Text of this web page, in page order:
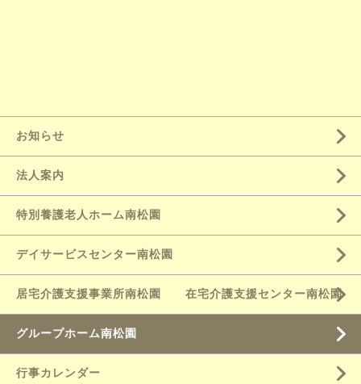
お知らせ
法人案内
特別養護老人ホーム南松園
デイサービスセンター南松園
居宅介護支援事業所南松園 在宅介護支援センター南松園
グループホーム南松園
行事カレンダー